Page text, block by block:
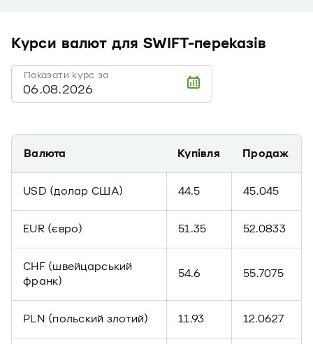
Курси валют для SWIFT-переказів
Показати курс за
Валюта Купівля Продаж
USD (долар США) 44.5 45.045
EUR (євро) 51.35 52.0833
CHF (швейцарський
франк)
54.6 55.7075
PLN (польский злотий) 11.93 12.0627